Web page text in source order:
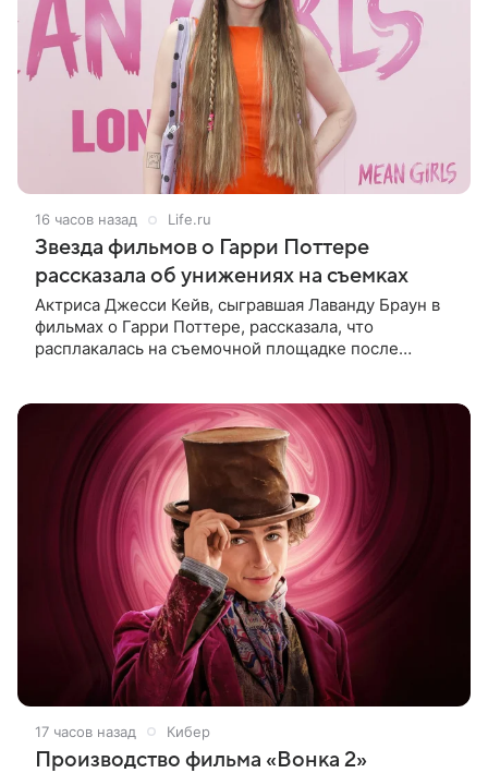
16 часов назад Life.ru
Звезда фильмов о Гарри Поттере
рассказала об унижениях на съемках
Актриса Джесси Кейв, сыгравшая Лаванду Браун в
фильмах о Гарри Поттере, рассказала, что
расплакалась на съемочной площадке после
17 часов назад Кибер
Производство фильма «Вонка 2»